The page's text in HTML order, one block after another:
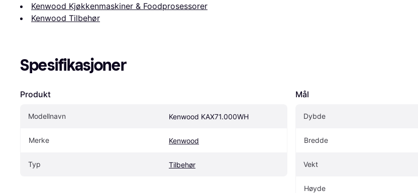
Kenwood Kjøkkenmaskiner & Foodprosessorer
Kenwood Tilbehør
Spesifikasjoner
Produkt
Modellnavn Kenwood KAX71.000WH
Merke Kenwood
Typ Tilbehør
Mål
Dybde
Bredde
Vekt
Høyde